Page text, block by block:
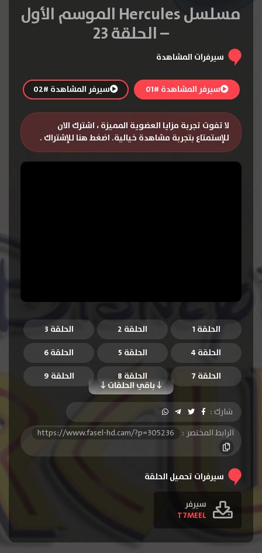
مسلسل Hercules الموسم الأول
– الحلقة 23
سيرفرات المشاهدة
سيرفر المشاهدة #01 سيرفر المشاهدة #02
لا تفوت تجربة مزايا العضوية المميزة ، اشترك الان
للإستمتاع بتجربة مشاهدة خيالية. اضغط هنا للإشتراك .
الحلقة 1 الحلقة 2
الحلقة 3
الحلقة 4
الحلقة 5 الحلقة 6
باقي الحلقات
الحلقة 7 الحلقة 8
الحلقة 9
الحلقة 10
الحلقة 11
الحلقة 13
الحلقة 14
الحلقة 15
الحلقة 25
الحلقة 28
الحلقة 29 الحلقة 30
شارك :
الرابط المختصر :
https://www.fasel-hd.cam/?p=305236
سيرفرات تحميل الحلقة
سيرفر
T7MEEL